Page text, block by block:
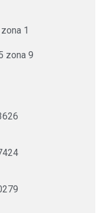
1
zona 9